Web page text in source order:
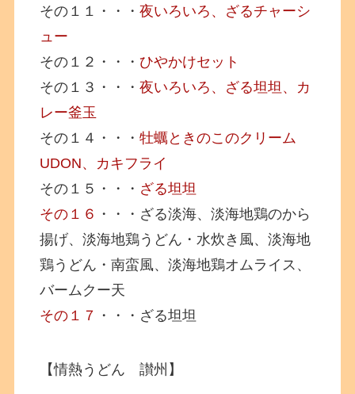
その１１・・・夜いろいろ、ざるチャーシ
ュー
その１２・・・ひやかけセット
その１３・・・夜いろいろ、ざる坦坦、カ
レー釜玉
その１４・・・牡蠣ときのこのクリーム
UDON、カキフライ
その１５・・・ ざる坦坦
その１６ ・・・ざる淡海、淡海地鶏のから
揚げ、淡海地鶏うどん・水炊き風、淡海地
鶏うどん・南蛮風、淡海地鶏オムライス、
バームクー天
その１７ ・・・ざる坦坦
【情熱うどん 讃州】